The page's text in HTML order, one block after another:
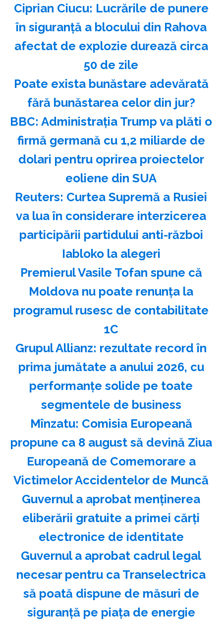
Ciprian Ciucu: Lucrările de punere
în siguranţă a blocului din Rahova
afectat de explozie durează circa
50 de zile
Poate exista bunăstare adevărată
fără bunăstarea celor din jur?
BBC: Administraţia Trump va plăti o
firmă germană cu 1,2 miliarde de
dolari pentru oprirea proiectelor
eoliene din SUA
Reuters: Curtea Supremă a Rusiei
va lua în considerare interzicerea
participării partidului anti-război
Iabloko la alegeri
Premierul Vasile Tofan spune că
Moldova nu poate renunţa la
programul rusesc de contabilitate
1C
Grupul Allianz: rezultate record în
prima jumătate a anului 2026, cu
performanțe solide pe toate
segmentele de business
Mînzatu: Comisia Europeană
propune ca 8 august să devină Ziua
Europeană de Comemorare a
Victimelor Accidentelor de Muncă
Guvernul a aprobat menţinerea
eliberării gratuite a primei cărţi
electronice de identitate
Guvernul a aprobat cadrul legal
necesar pentru ca Transelectrica
să poată dispune de măsuri de
siguranţă pe piaţa de energie